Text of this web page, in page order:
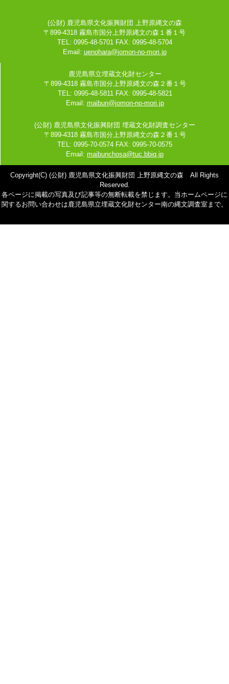
(公財) 鹿児島県文化振興財団 上野原縄文の森
〒899-4318 霧島市国分上野原縄文の森１番１号
TEL: 0995-48-5701 FAX: 0995-48-5704
Email: uenohara@jomon-no-mori.jp
鹿児島県立埋蔵文化財センター
〒899-4318 霧島市国分上野原縄文の森２番１号
TEL: 0995-48-5811 FAX: 0995-48-5821
Email: maibun@jomon-no-mori.jp
(公財) 鹿児島県文化振興財団 埋蔵文化財調査センター
〒899-4318 霧島市国分上野原縄文の森２番１号
TEL: 0995-70-0574 FAX: 0995-70-0575
Email: maibunchosa@tuc.bbiq.jp
Copyright(C) (公財) 鹿児島県文化振興財団 上野原縄文の森 All Rights
Reserved.
各ページに掲載の写真及び記事等の無断転載を禁じます。当ホームページに
関するお問い合わせは鹿児島県立埋蔵文化財センター南の縄文調査室まで。